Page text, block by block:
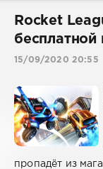
Rocket
15/09/2020 20:55
пропадёт из